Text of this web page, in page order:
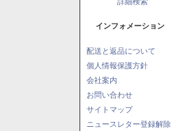
インフォメーション
配送と返品について
個人情報保護方針
会社案内
お問い合わせ
サイトマップ
ニュースレター登録解除